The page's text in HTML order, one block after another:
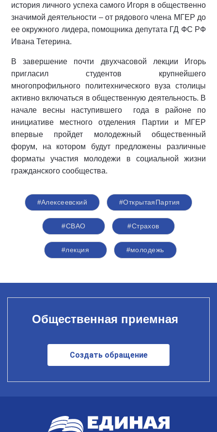
история личного успеха самого Игоря в общественно
значимой деятельности – от рядового члена МГЕР до
ее окружного лидера, помощника депутата ГД ФС РФ
Ивана Тетерина.
В завершение почти двухчасовой лекции Игорь
пригласил студентов крупнейшего
многопрофильного политехнического вуза столицы
активно включаться в общественную деятельность. В
начале весны наступившего года в районе по
инициативе местного отделения Партии и МГЕР
впервые пройдет молодежный общественный
форум, на котором будут предложены различные
форматы участия молодежи в социальной жизни
гражданского сообщества.
#Алексеевский #ОткрытаяПартия
#СВАО #Страхов
#лекция #молодежь
Общественная приемная
Создать обращение